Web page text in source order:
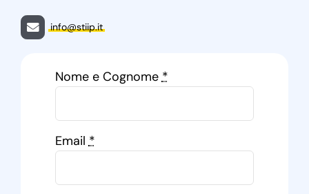
info@stiip.it
Nome e Cognome*
Email*